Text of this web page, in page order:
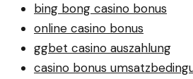
bing bong casino bonus
online casino bonus
ggbet casino auszahlung
casino bonus